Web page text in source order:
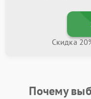
Скидка
Почему